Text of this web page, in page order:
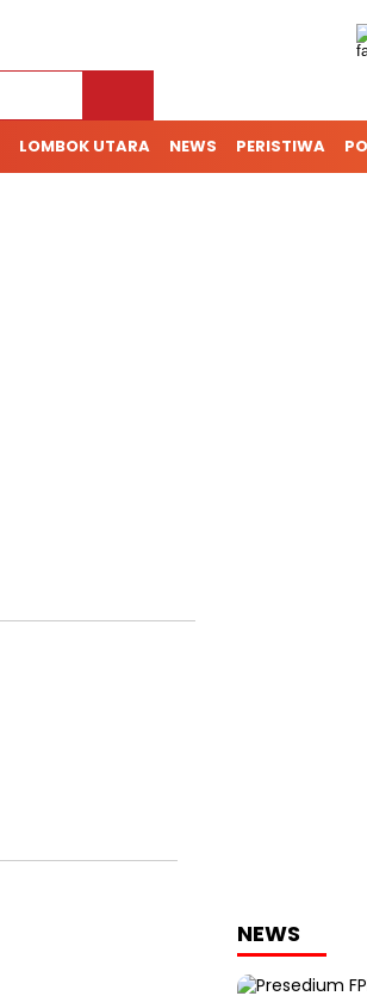
LOMBOK UTARA NEWS PERISTIWA
NEWS